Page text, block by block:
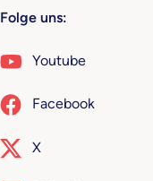
Folge uns:
Youtube
Facebook
X